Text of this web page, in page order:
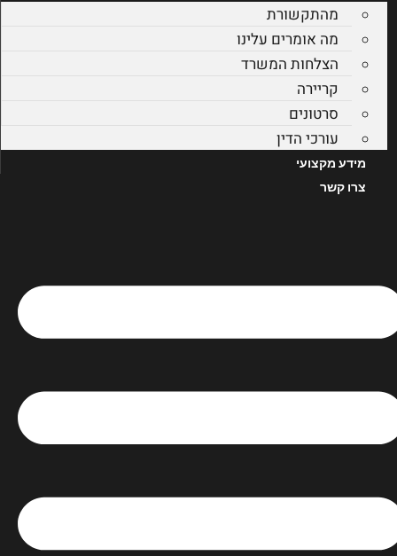
מהתקשורת
מה אומרים עלינו
הצלחות המשרד
קריירה
סרטונים
עורכי הדין
מידע מקצועי
צרו קשר